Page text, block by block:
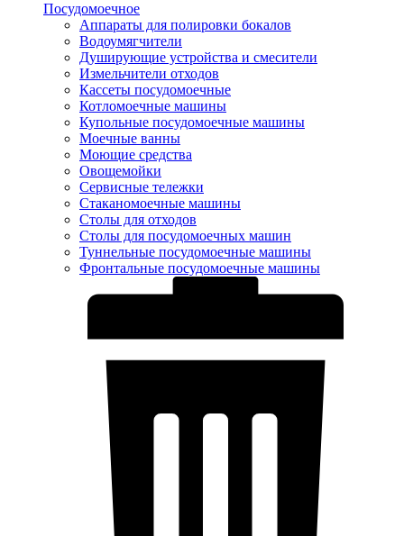
Посудомоечное
Аппараты для полировки бокалов
Водоумягчители
Душирующие устройства и смесители
Измельчители отходов
Кассеты посудомоечные
Котломоечные машины
Купольные посудомоечные машины
Моечные ванны
Моющие средства
Овощемойки
Сервисные тележки
Стаканомоечные машины
Столы для отходов
Столы для посудомоечных машин
Туннельные посудомоечные машины
Фронтальные посудомоечные машины